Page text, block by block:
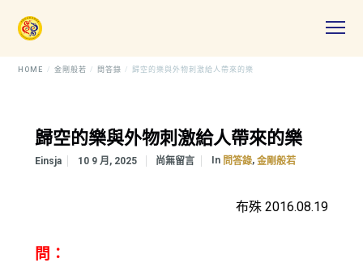
HOME 金剛般若 問答錄 歸空的樂與外物刺激給人帶來的樂
歸空的樂與外物刺激給人帶來的樂
Einsja 10 9 月, 2025 尚無留言 In 問答錄, 金剛般若
布殊 2016.08.19
問：